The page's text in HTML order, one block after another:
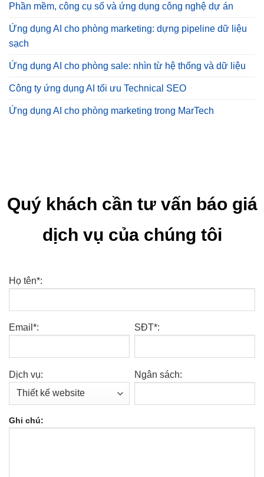
Phần mềm, công cụ số và ứng dụng công nghệ dự án
Ứng dụng AI cho phòng marketing: dựng pipeline dữ liệu
sạch
Ứng dụng AI cho phòng sale: nhìn từ hệ thống và dữ liệu
Công ty ứng dụng AI tối ưu Technical SEO
Ứng dụng AI cho phòng marketing trong MarTech
Quý khách cần tư vấn báo giá
dịch vụ của chúng tôi
Họ tên*:
Email*: SĐT*:
Dịch vụ: Ngân sách:
Ghi chú: